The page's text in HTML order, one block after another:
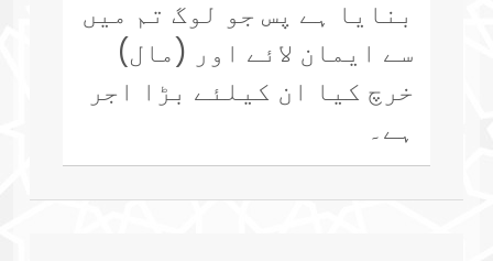
بنایا ہے پس جو لوگ تم میں
سے ایمان لائے اور (مال)
خرچ کیا ان کیلئے بڑا اجر
ہے۔